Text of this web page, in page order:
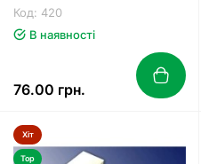
Код: 420
В наявності
76.00 грн.
Хіт
Top